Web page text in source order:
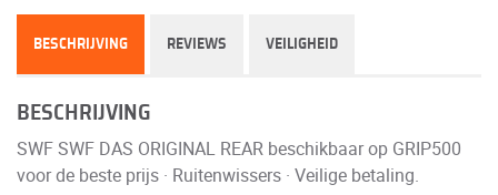
BESCHRIJVING REVIEWS VEILIGHEID
BESCHRIJVING
SWF SWF DAS ORIGINAL REAR beschikbaar op GRIP500
voor de beste prijs · Ruitenwissers · Veilige betaling.